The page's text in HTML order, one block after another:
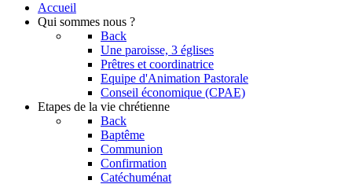
Accueil
Qui sommes nous ?
Back
Une paroisse, 3 églises
Prêtres et coordinatrice
Equipe d'Animation Pastorale
Conseil économique (CPAE)
Etapes de la vie chrétienne
Back
Baptême
Communion
Confirmation
Catéchuménat